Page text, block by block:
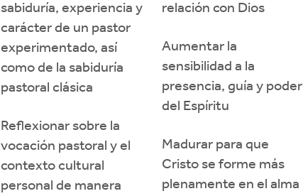
sabiduría, experiencia y
carácter de un pastor
experimentado, así
como de la sabiduría
pastoral clásica
Reflexionar sobre la
vocación pastoral y el
contexto cultural
personal de manera
relación con Dios
Aumentar la
sensibilidad a la
presencia, guía y poder
del Espíritu
Madurar para que
Cristo se forme más
plenamente en el alma